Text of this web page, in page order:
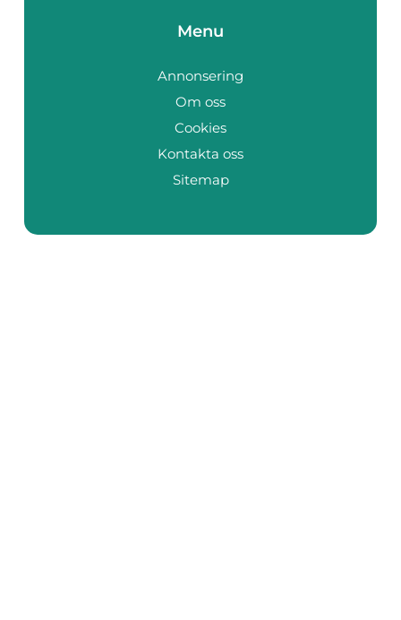
Menu
Annonsering
Om oss
Cookies
Kontakta oss
Sitemap